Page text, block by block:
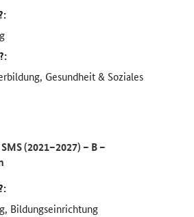
Gesundheit & Soziales
(2021–2027) – B –
Bildungseinrichtung